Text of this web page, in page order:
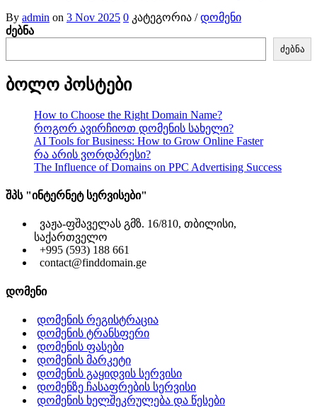
By admin on 3 Nov 2025 0 კატეგორია /დომენი
ძებნა
ძებნა
ბოლო პოსტები
How to Choose the Right Domain Name?
როგორ ავირჩიოთ დომენის სახელი?
AI Tools for Business: How to Grow Online Faster
რა არის ვორდპრესი?
The Influence of Domains on PPC Advertising Success
შპს "ინტერნეტ სერვისები"
ვაჟა-ფშაველას გმზ. 16/810, თბილისი,
საქართველო
+995 (593) 188 661
contact@finddomain.ge
დომენი
დომენის რეგისტრაცია
დომენის ტრანსფერი
დომენის ფასები
დომენის მარკეტი
დომენის გაყიდვის სერვისი
დომენზე ჩასაფრების სერვისი
დომენის ხელშეკრულება და წესები